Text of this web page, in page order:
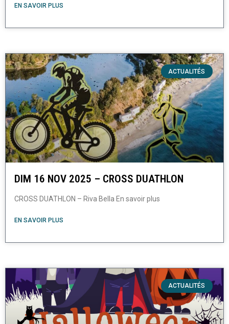
EN SAVOIR PLUS
ACTUALITÉS
DIM 16 NOV 2025 – CROSS DUATHLON
CROSS DUATHLON – Riva Bella En savoir plus
EN SAVOIR PLUS
ACTUALITÉS